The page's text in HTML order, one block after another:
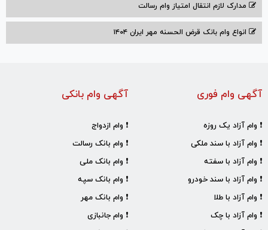
مدارک لازم انتقال امتیاز وام رسالت
انواع وام بانک قرض الحسنه مهر ایران ۱۴۰۴
آگهی وام بانکی
❗ وام ازدواج
❗ وام بانک رسالت
❗ وام بانک ملی
❗ وام بانک سپه
❗ وام بانک مهر
❗ وام جانبازی
آگهی وام فوری
❗ وام آزاد یک روزه
❗ وام آزاد با سند ملکی
❗ وام آزاد با سفته
❗ وام آزاد با سند خودرو
❗ وام آزاد با طلا
❗ وام آزاد با چک